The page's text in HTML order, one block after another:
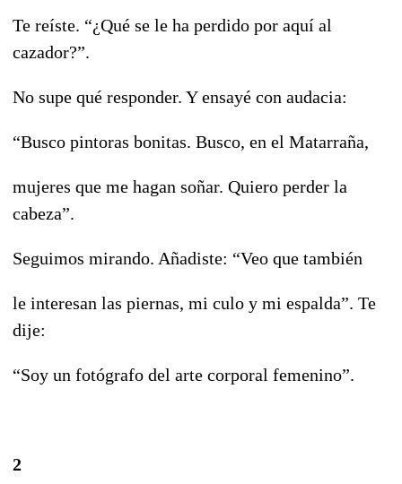
Te reíste. “¿Qué se le ha perdido por aquí al
cazador?”.
No supe qué responder. Y ensayé con audacia:
“Busco pintoras bonitas. Busco, en el Matarraña,
mujeres que me hagan soñar. Quiero perder la
cabeza”.
Seguimos mirando. Añadiste: “Veo que también
le interesan las piernas, mi culo y mi espalda”. Te
dije:
“Soy un fotógrafo del arte corporal femenino”.
2